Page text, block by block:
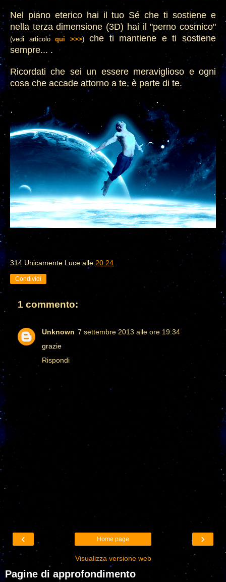
Nel piano eterico hai il tuo Sé che ti sostiene e
nella terza dimensione (3D) hai il "perno cosmico"
(vedi articoloqui >>>)che ti mantiene e ti sostiene
sempre... .
Ricordati che sei un essere meraviglioso e ogni
cosa che accade attorno a te, è parte di te.
314 Unicamente Luce alle 20:24
Condividi
1 commento:
Unknown 7 settembre 2013 alle ore 19:34
grazie
Rispondi
‹ ›
Home page
Visualizza versione web
Pagine di approfondimento